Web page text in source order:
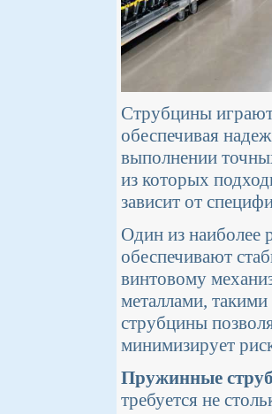
Струбцины
обеспечивая
выполнении
из которых
зависит от
Один из наиболее
обеспечивают
винтовому
металлами, такими
струбцины
минимизирует
Пружинные
требуется не